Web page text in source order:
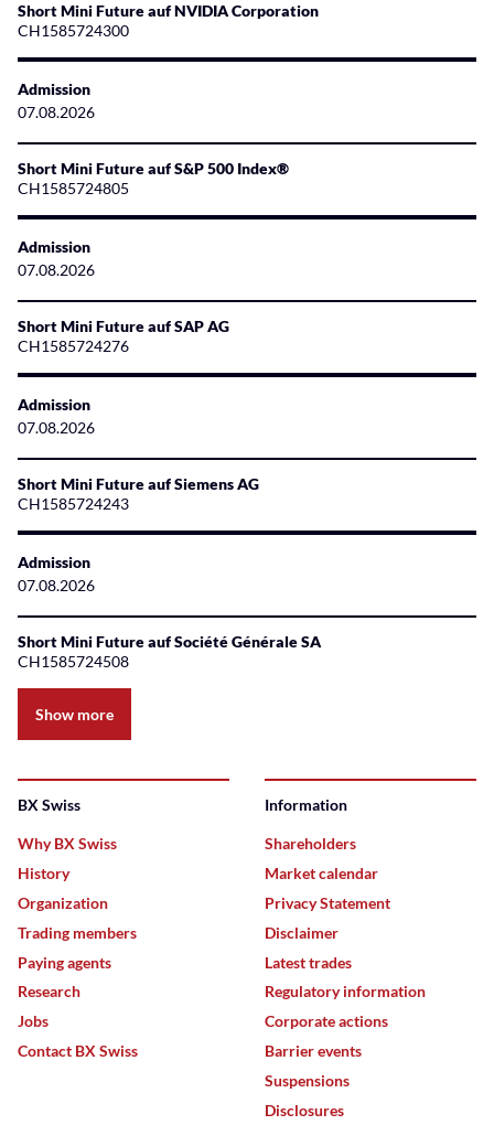
Short Mini Future auf NVIDIA Corporation
CH1585724300
Admission
07.08.2026
Short Mini Future auf S&P 500 Index®
CH1585724805
Admission
07.08.2026
Short Mini Future auf SAP AG
CH1585724276
Admission
07.08.2026
Short Mini Future auf Siemens AG
CH1585724243
Admission
07.08.2026
Short Mini Future auf Société Générale SA
CH1585724508
Show more
BX Swiss
Why BX Swiss
History
Organization
Trading members
Paying agents
Research
Jobs
Contact BX Swiss
Information
Shareholders
Market calendar
Privacy Statement
Disclaimer
Latest trades
Regulatory information
Corporate actions
Barrier events
Suspensions
Disclosures